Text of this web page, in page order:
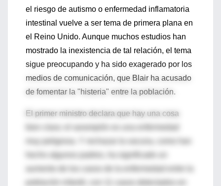
el riesgo de autismo o enfermedad inflamatoria
intestinal vuelve a ser tema de primera plana en
el Reino Unido. Aunque muchos estudios han
mostrado la inexistencia de tal relación, el tema
sigue preocupando y ha sido exagerado por los
medios de comunicación, que Blair ha acusado
de fomentar la "histeria" entre la población.
El primer ministro declara que hay una cosa
muy peligrosa. Y rechazar la vacuna, como han
hecho algunos padres, ha significado un